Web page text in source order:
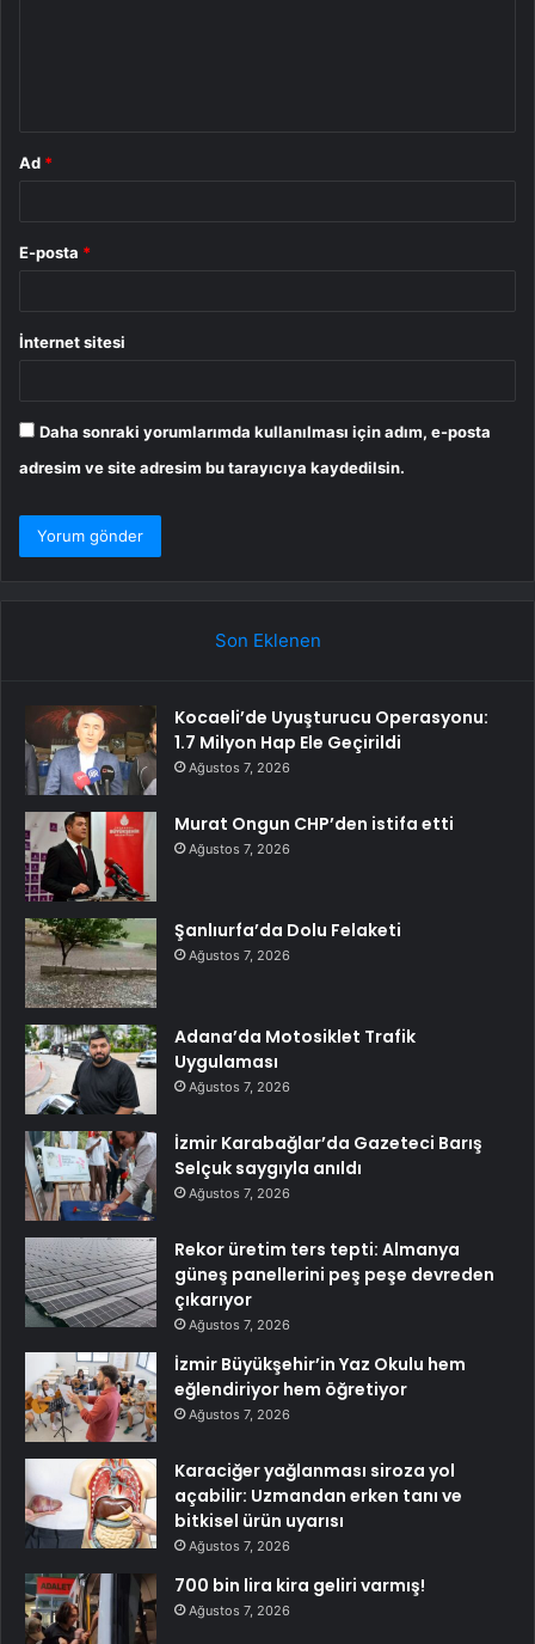
Ad *
E-posta *
İnternet sitesi
Daha sonraki yorumlarımda kullanılması için adım, e-posta
adresim ve site adresim bu tarayıcıya kaydedilsin.
Son Eklenen
Kocaeli’de Uyuşturucu Operasyonu:
1.7 Milyon Hap Ele Geçirildi
Ağustos 7, 2026
Murat Ongun CHP’den istifa etti
Ağustos 7, 2026
Şanlıurfa’da Dolu Felaketi
Ağustos 7, 2026
Adana’da Motosiklet Trafik
Uygulaması
Ağustos 7, 2026
İzmir Karabağlar’da Gazeteci Barış
Selçuk saygıyla anıldı
Ağustos 7, 2026
Rekor üretim ters tepti: Almanya
güneş panellerini peş peşe devreden
çıkarıyor
Ağustos 7, 2026
İzmir Büyükşehir’in Yaz Okulu hem
eğlendiriyor hem öğretiyor
Ağustos 7, 2026
Karaciğer yağlanması siroza yol
açabilir: Uzmandan erken tanı ve
bitkisel ürün uyarısı
Ağustos 7, 2026
700 bin lira kira geliri varmış!
Ağustos 7, 2026